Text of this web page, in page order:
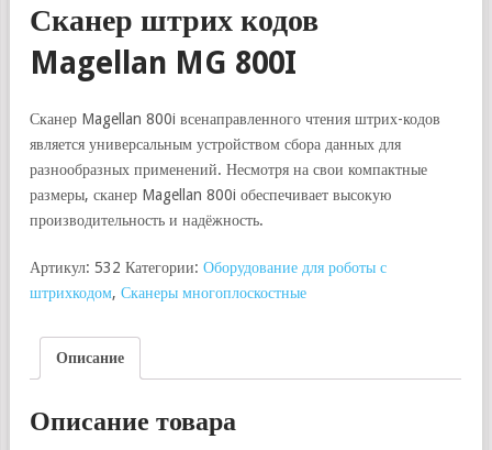
Сканер штрих кодов
Magellan MG 800I
Сканер Magellan 800i всенаправленного чтения штрих-кодов
является универсальным устройством сбора данных для
разнообразных применений. Несмотря на свои компактные
размеры, сканер Magellan 800i обеспечивает высокую
производительность и надёжность.
Артикул: 532 Категории: Оборудование для роботы с
штрихкодом, Сканеры многоплоскостные
Описание
Описание товара